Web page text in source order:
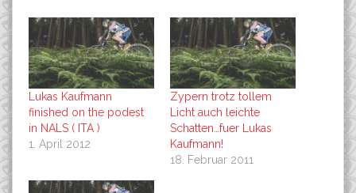
Lukas Kaufmann
finished on the podest
in NALS ( ITA )
1. April 2012
Zypern trotz tollem
Licht auch leichte
Schatten…fuer Lukas
Kaufmann!
18. Februar 2011